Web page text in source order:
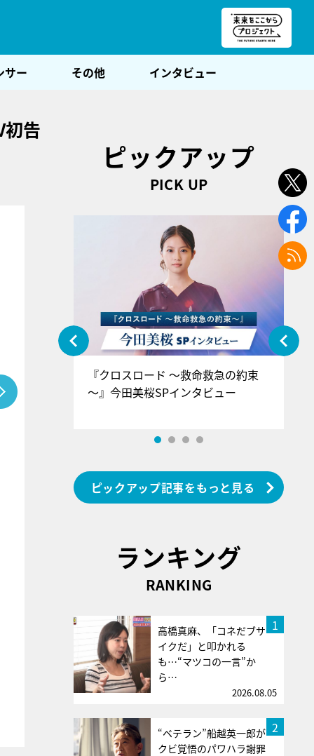
サー その他 インタビュー
告
ピックアップ
PICK UP
』＝LOV
インタ
『クロスロード ～救命救急の約束
～』今田美桜SPインタビュー
ピックアップ記事をもっと見る
ランキング
RANKING
1
高橋真麻、「コネだブサ
イクだ」と叩かれる
も…“マツコの一言”か
ら…
2026.08.05
2
“ベテラン”船越英一郎が
クビ覚悟のパワハラ謝罪